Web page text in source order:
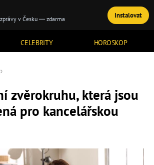
CELEBRITY HOROSKOP
TÉMATA
zvěrokruhu, která jsou
pro kancelářskou
v Česku — zdarma Instalovat